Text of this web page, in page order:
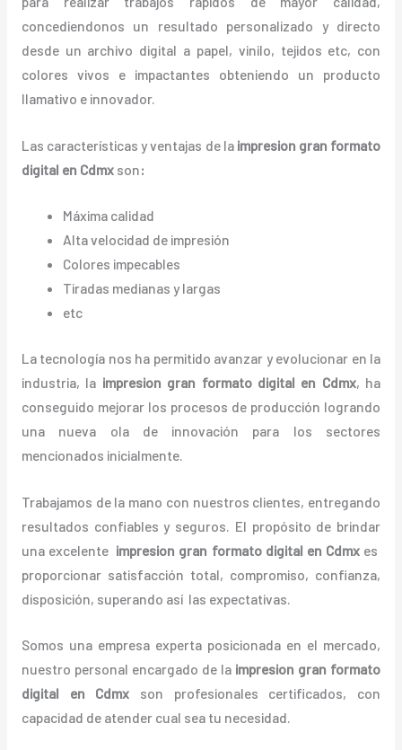
concediendonos un resultado personalizado y directo
desde un archivo digital a papel, vinilo, tejidos etc, con
colores vivos e impactantes obteniendo un producto
llamativo e innovador.
Las características y ventajas de la impresion gran formato
digital en Cdmx son:
Máxima calidad
Alta velocidad de impresión
Colores impecables
Tiradas medianas y largas
etc
La tecnología nos ha permitido avanzar y evolucionar en la
industria, la impresion gran formato digital en Cdmx, ha
conseguido mejorar los procesos de producción logrando
una nueva ola de innovación para los sectores
mencionados inicialmente.
Trabajamos de la mano con nuestros clientes, entregando
resultados confiables y seguros. El propósito de brindar
una excelente impresion gran formato digital en Cdmx es
proporcionar satisfacción total, compromiso, confianza,
disposición, superando así las expectativas.
Somos una empresa experta posicionada en el mercado,
nuestro personal encargado de la impresion gran formato
digital en Cdmx
son profesionales certificados, con
capacidad de atender cual sea tu necesidad.